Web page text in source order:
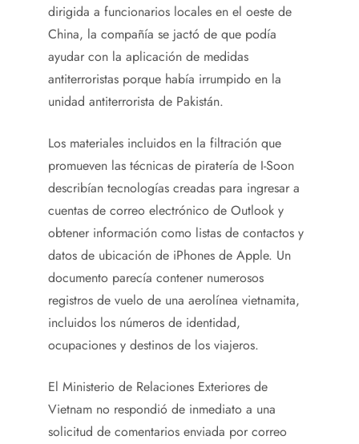
dirigida a funcionarios locales en el oeste de
China, la compañía se jactó de que podía
ayudar con la aplicación de medidas
antiterroristas porque había irrumpido en la
unidad antiterrorista de Pakistán.
Los materiales incluidos en la filtración que
promueven las técnicas de piratería de I-Soon
describían tecnologías creadas para ingresar a
cuentas de correo electrónico de Outlook y
obtener información como listas de contactos y
datos de ubicación de iPhones de Apple. Un
documento parecía contener numerosos
registros de vuelo de una aerolínea vietnamita,
incluidos los números de identidad,
ocupaciones y destinos de los viajeros.
El Ministerio de Relaciones Exteriores de
Vietnam no respondió de inmediato a una
solicitud de comentarios enviada por correo